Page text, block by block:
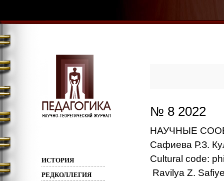
ИСТОРИЯ
РЕДКОЛЛЕГИЯ
№ 8 2022
НАУЧНЫЕ
Сафиева Р.З.
Cultural code:
Ravilya Z.